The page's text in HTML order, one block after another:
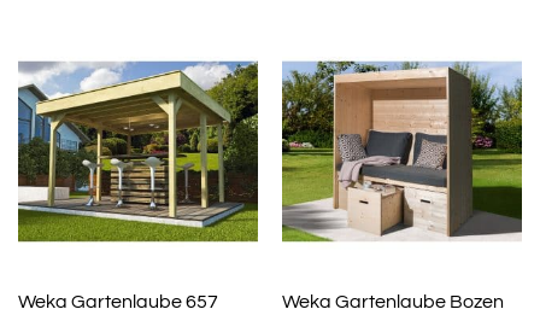
Weka Gartenlaube 657
Weka Gartenlaube Bozen